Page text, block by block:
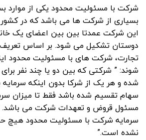
شرکت با مسئولیت محدود یکی از موارد
بسیاری از شرکت ها می باشد که در
این شرکت عمدتا بین بین اعضای یک
تجارت، شرکت های با مسئولیت محدود
شوند: ” شرکتی که بین دو یا چند نفر
شده و هر یک از شرکا بدون اینکه
سهام تقسیم شده باشد فقط تا میزان
مسئول قروض و تعهدات شرکت می باشد.
سرمایه شرکت با مسئولیت محدود هیچ
نشده است.”